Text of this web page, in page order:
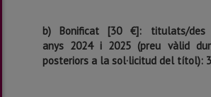
b) Bonificat [30 €]: titulats/
anys 2024 i 2025 (preu vàlid
posteriors a la sol·licitud del títol):